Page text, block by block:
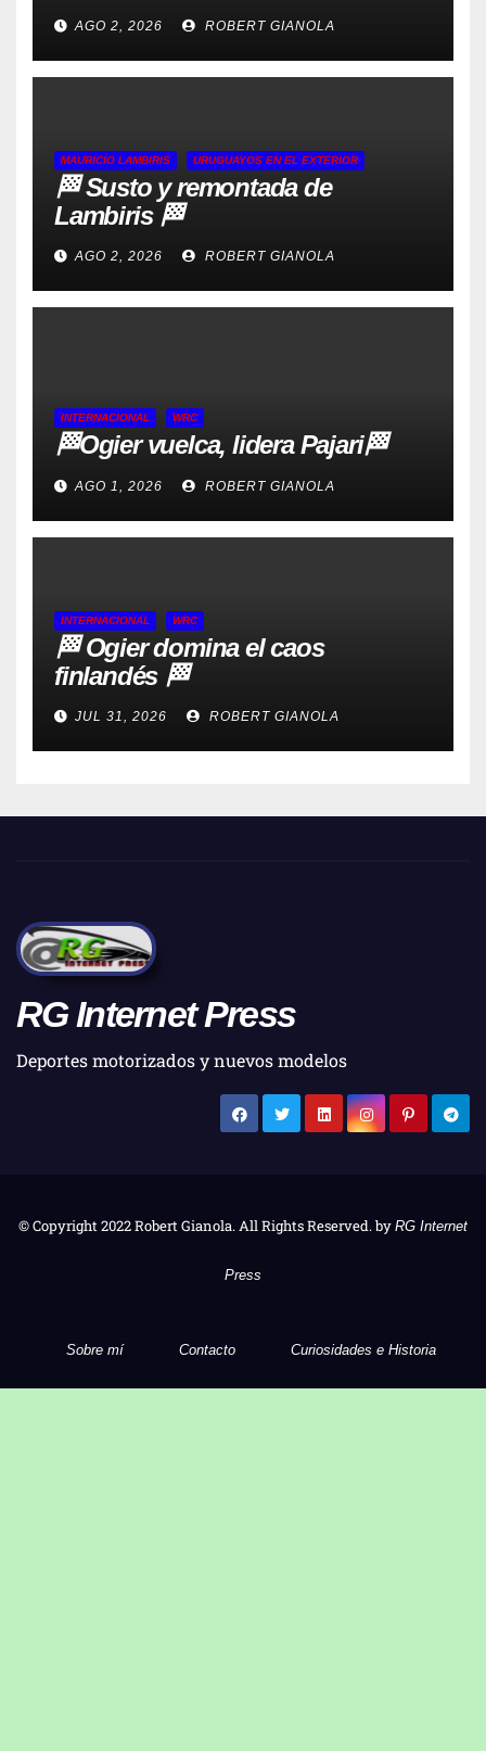
AGO 2, 2026 ROBERT GIANOLA
MAURICIO LAMBIRIS URUGUAYOS EN EL EXTERIOR
🏁 Susto y remontada de
Lambiris 🏁
AGO 2, 2026 ROBERT GIANOLA
INTERNACIONAL WRC
🏁Ogier vuelca, lidera Pajari🏁
AGO 1, 2026 ROBERT GIANOLA
INTERNACIONAL WRC
🏁 Ogier domina el caos
finlandés 🏁
JUL 31, 2026 ROBERT GIANOLA
RG Internet Press
Deportes motorizados y nuevos modelos
© Copyright 2022 Robert Gianola. All Rights Reserved. by RG Internet
Press
Sobre mí Contacto Curiosidades e Historia